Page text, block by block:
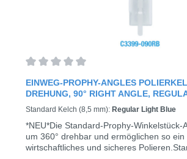
EINWEG-PROPHY-ANGLES
DREHUNG, 90° RIGHT ANGLE,
BLUE)
Standard Kelch (8,5 mm): Regular Light Blue
*NEU*Die Standard-Prophy-Winkelstück-
um 360° drehbar und ermöglichen so ein
wirtschaftliches und sicheres